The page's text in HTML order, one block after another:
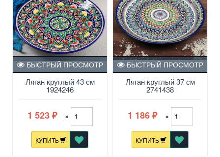
Ляган круглый 43 см
1924246
БЫСТРЫЙ ПРОСМОТР
1 523 ₽ ×
КУПИТЬ
Ляган круглый 37 см
2741438
БЫСТРЫЙ ПРОСМОТР
1 186 ₽ ×
КУПИТЬ